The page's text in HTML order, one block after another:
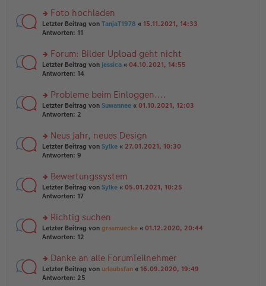
tr
a
g
e
n
er
tr
a
g
n
g
el
e
n
er
tr
a
g
rs
te
n
g
el
e
n
er
tr
a
g
Foto hochladen
Letzter Beitrag von TanjaT1978 « 15.11.2021, 14:33
Antworten: 11
rs
te
n
g
el
e
n
er
tr
a
g
Forum: Bilder Upload geht nicht
Letzter Beitrag von Jessica « 04.10.2021, 14:55
Antworten: 14
rs
te
n
g
el
e
n
er
tr
a
g
Probleme beim Einloggen....
Letzter Beitrag von Suwannee « 01.10.2021, 12:03
Antworten: 2
rs
te
n
g
el
e
n
er
tr
a
g
Neus Jahr, neues Design
Letzter Beitrag von Sylke « 27.01.2021, 10:30
Antworten: 9
rs
te
n
g
el
e
n
er
Bewertungssystem
Letzter Beitrag von Sylke « 05.01.2021, 10:25
Antworten: 17
rs
te
n
g
el
Richtig suchen
Letzter Beitrag von grasmuecke « 01.12.2020, 20:44
Antworten: 12
rs
te
Danke an alle ForumTeilnehmer
Letzter Beitrag von urlaubsfan « 16.09.2020, 19:49
Antworten: 25